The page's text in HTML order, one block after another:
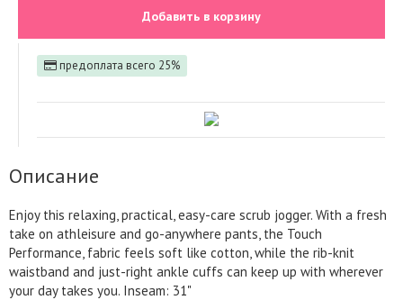
Добавить в корзину
предоплата всего 25%
Описание
Enjoy this relaxing, practical, easy-care scrub jogger. With a fresh
take on athleisure and go-anywhere pants, the Touch
Performance, fabric feels soft like cotton, while the rib-knit
waistband and just-right ankle cuffs can keep up with wherever
your day takes you. Inseam: 31"